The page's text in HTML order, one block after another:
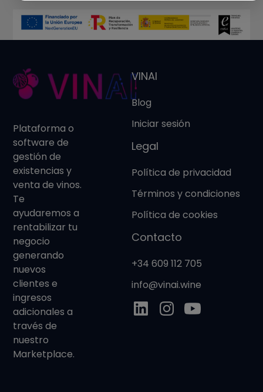
Plataforma o
software de
gestión de
existencias y
venta de vinos.
Te
ayudaremos a
rentabilizar tu
negocio
generando
nuevos
clientes e
ingresos
adicionales a
través de
nuestro
Marketplace.
VINAI
Blog
Iniciar sesión
Legal
Política de privacidad
Términos y condiciones
Política de cookies
Contacto
+34 609 112 705
info@vinai.wine